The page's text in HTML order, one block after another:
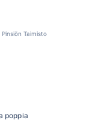
Taimisto
poppia